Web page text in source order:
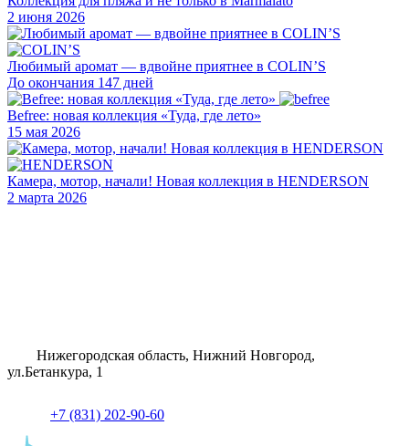
2 июня 2026
Любимый аромат — вдвойне приятнее в COLIN’S
До окончания 147 дней
Befree: новая коллекция «Туда, где лето»
15 мая 2026
Камера, мотор, начали! Новая коллекция в HENDERSON
2 марта 2026
Нижегородская область, Нижний Новгород,
ул.Бетанкура, 1
+7 (831) 202-90-60